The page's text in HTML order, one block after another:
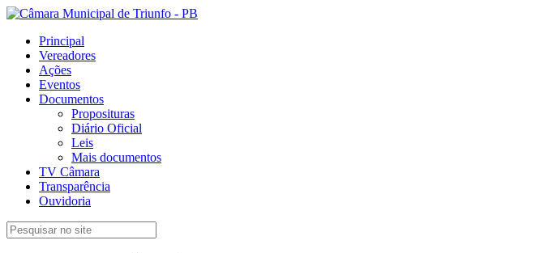
Principal
Vereadores
Ações
Eventos
Documentos
Proposituras
Diário Oficial
Leis
Mais documentos
TV Câmara
Transparência
Ouvidoria